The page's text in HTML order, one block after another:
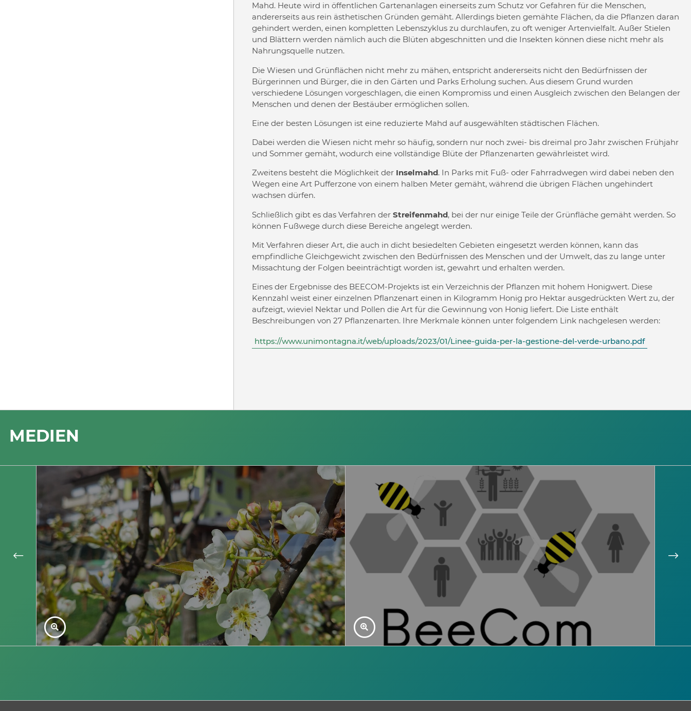
Mahd. Heute wird in öffentlichen Gartenanlagen einerseits zum Schutz vor Gefahren für die Menschen,
andererseits aus rein ästhetischen Gründen gemäht. Allerdings bieten gemähte Flächen, da die Pflanzen daran
gehindert werden, einen kompletten Lebenszyklus zu durchlaufen, zu oft weniger Artenvielfalt. Außer Stielen
und Blättern werden nämlich auch die Blüten abgeschnitten und die Insekten können diese nicht mehr als
Nahrungsquelle nutzen.
Die Wiesen und Grünflächen nicht mehr zu mähen, entspricht andererseits nicht den Bedürfnissen der
Bürgerinnen und Bürger, die in den Gärten und Parks Erholung suchen. Aus diesem Grund wurden
verschiedene Lösungen vorgeschlagen, die einen Kompromiss und einen Ausgleich zwischen den Belangen der
Menschen und denen der Bestäuber ermöglichen sollen.
Eine der besten Lösungen ist eine reduzierte Mahd auf ausgewählten städtischen Flächen.
Dabei werden die Wiesen nicht mehr so häufig, sondern nur noch zwei- bis dreimal pro Jahr zwischen Frühjahr
und Sommer gemäht, wodurch eine vollständige Blüte der Pflanzenarten gewährleistet wird.
Zweitens besteht die Möglichkeit der Inselmahd. In Parks mit Fuß- oder Fahrradwegen wird dabei neben den
Wegen eine Art Pufferzone von einem halben Meter gemäht, während die übrigen Flächen ungehindert
wachsen dürfen.
Schließlich gibt es das Verfahren der Streifenmahd, bei der nur einige Teile der Grünfläche gemäht werden. So
können Fußwege durch diese Bereiche angelegt werden.
Mit Verfahren dieser Art, die auch in dicht besiedelten Gebieten eingesetzt werden können, kann das
empfindliche Gleichgewicht zwischen den Bedürfnissen des Menschen und der Umwelt, das zu lange unter
Missachtung der Folgen beeinträchtigt worden ist, gewahrt und erhalten werden.
Eines der Ergebnisse des BEECOM-Projekts ist ein Verzeichnis der Pflanzen mit hohem Honigwert. Diese
Kennzahl weist einer einzelnen Pflanzenart einen in Kilogramm Honig pro Hektar ausgedrückten Wert zu, der
aufzeigt, wieviel Nektar und Pollen die Art für die Gewinnung von Honig liefert. Die Liste enthält
Beschreibungen von 27 Pflanzenarten. Ihre Merkmale können unter folgendem Link nachgelesen werden:
https://www.unimontagna.it/web/uploads/2023/01/Linee-guida-per-la-gestione-del-verde-urbano.pdf
MEDIEN